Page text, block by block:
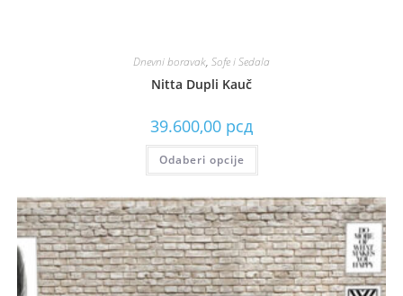
Dnevni boravak, Sofe i Sedala
Nitta Dupli Kauč
39.600,00 рсд
Odaberi opcije